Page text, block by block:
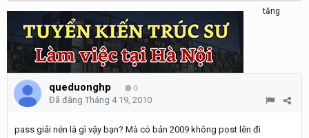
queduonghp 0
Đã đăng Tháng 4 19, 2010
pass giải nén là gì vậy bạn? Mà có bản 2009 không post lên đi